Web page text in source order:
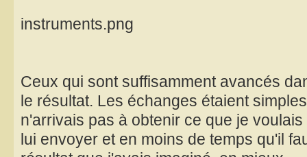
instruments.png
Ceux qui sont suffisamment avancés
le résultat. Les échanges étaient
n'arrivais pas à obtenir ce que je
lui envoyer et en moins de temps qu'il